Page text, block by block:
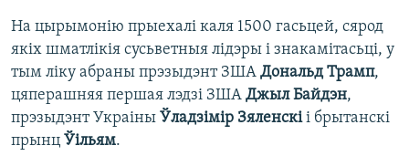
На цырымонію прыехалі каля 1500 гасьцей, сярод
якіх шматлікія сусьветныя лідэры і знакамітасьці, у
тым ліку абраны прэзыдэнт ЗША Дональд Трамп,
цяперашняя першая лэдзі ЗША Джыл Байдэн,
прэзыдэнт Украіны Ўладзімір Зяленскіі брытанскі
прынц Ўільям.